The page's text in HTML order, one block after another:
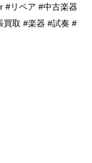
#リペア #中古楽器
買取 #楽器 #試奏 #